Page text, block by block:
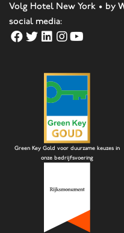
Volg Hotel New York • by
social media:
Green Key Gold voor duurzame keuzes in
onze bedrijfsvoering